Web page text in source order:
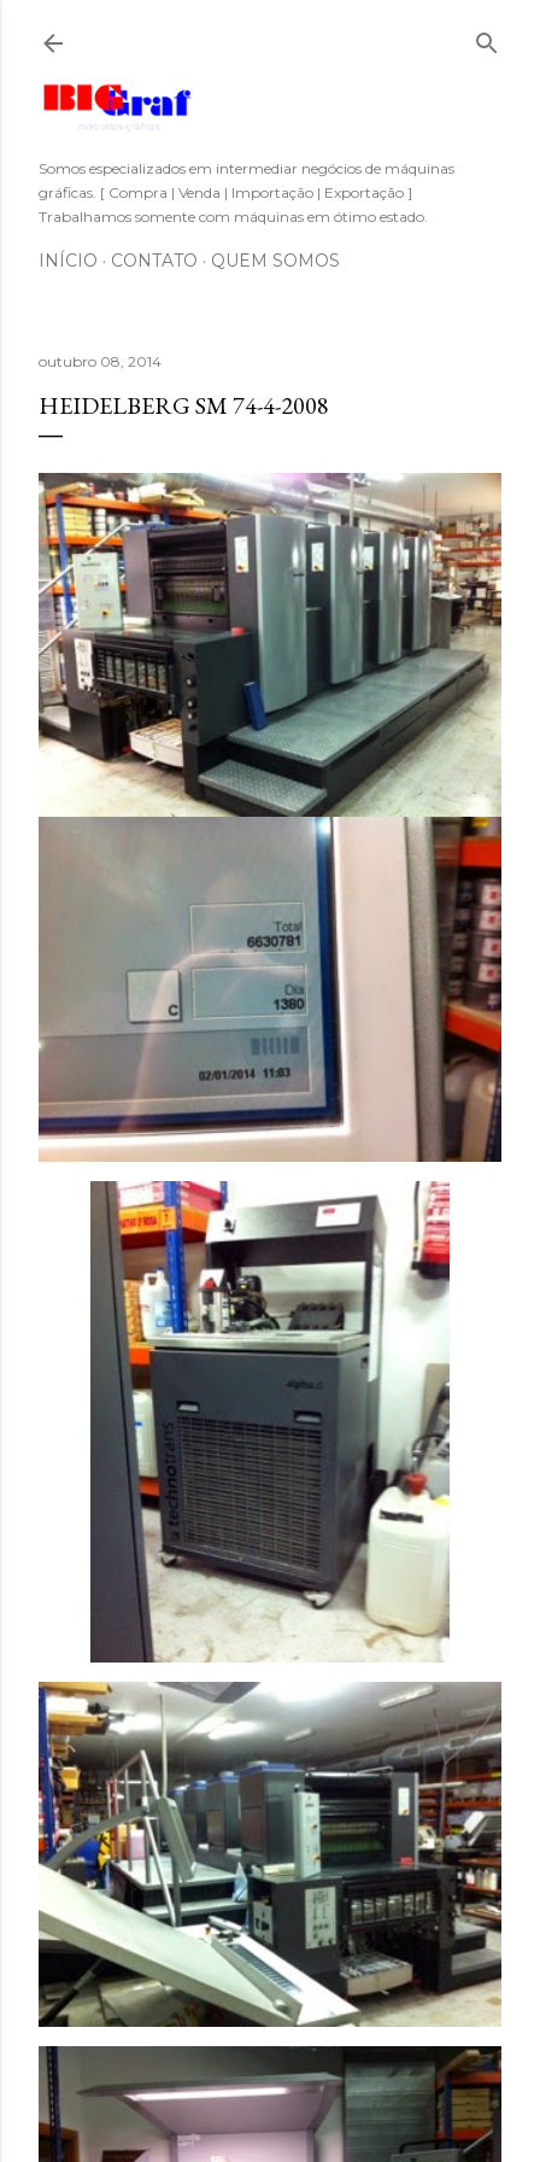
Somos especializados em intermediar negócios de máquinas
gráficas. [ Compra | Venda | Importação | Exportação ]
Trabalhamos somente com máquinas em ótimo estado.
INÍCIO CONTATO QUEM SOMOS
outubro 08, 2014
HEIDELBERG SM 74-4-2008